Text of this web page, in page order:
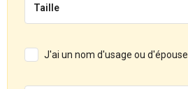
Taille
J'ai un nom d'usage ou d'épouse